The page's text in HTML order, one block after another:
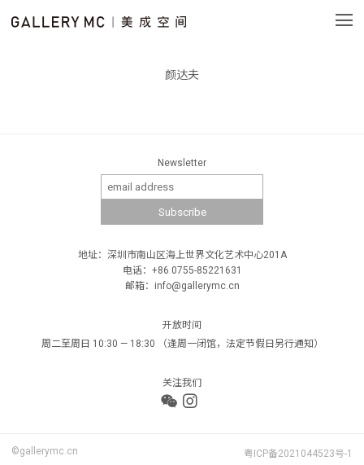
颜达夫
Newsletter
地址：深圳市南山区海上世界文化艺术中心201A
电话：+86 0755-85221631
邮箱：info@gallerymc.cn
开放时间
周二至周日 10:30 — 18:30 （逢周一闭馆，法定节假日另行通知）
关注我们
©gallerymc.cn 粤ICP备2021044523号-1